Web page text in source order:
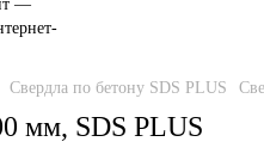
Свердла по бетону SDS PLUS
мм, SDS PLUS